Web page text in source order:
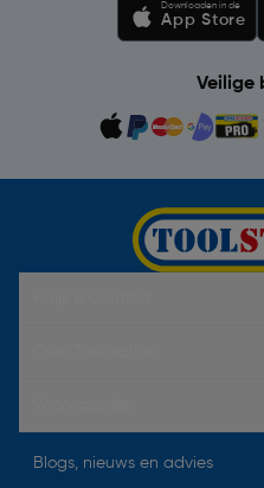
Downloaden in de
App Store
Veilige
Blogs, nieuws en advies